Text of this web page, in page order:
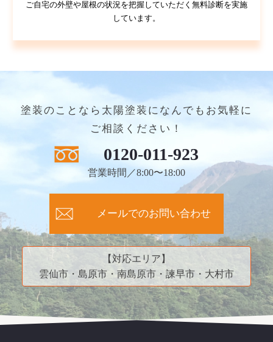
ご自宅の外壁や屋根の状況を把握していただく無料診断を実施
しています。
塗装のことなら太陽塗装になんでもお気軽に
ご相談ください！
0120-011-923
営業時間／8:00〜18:00
メールでのお問い合わせ
【対応エリア】
雲仙市・島原市・南島原市・諫早市・大村市